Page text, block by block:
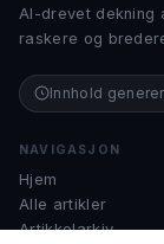
AI-drevet
raskere og
Innhold
NAVIGASJON
Hjem
Alle artikler
Artikkelarkiv